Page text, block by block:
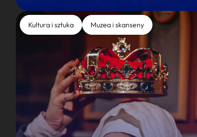
Kultura i sztuka Muzea i skanseny